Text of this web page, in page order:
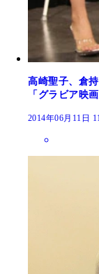
高崎聖子、倉
「グラビア映
2014年06月11日